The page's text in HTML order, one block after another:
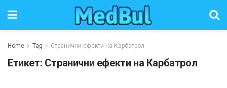
Home Tag Странични ефекти на Карбатрол
Етикет: Странични ефекти на Карбатрол